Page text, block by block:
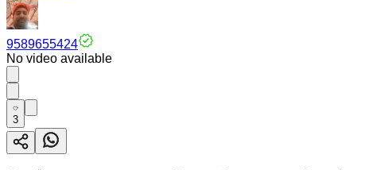
9589655424
No video available
3